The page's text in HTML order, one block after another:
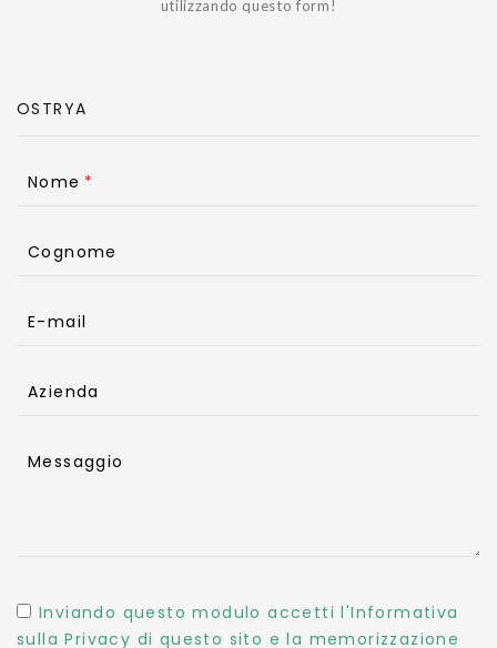
utilizzando questo form!
Nome
Cognome
E-mail
Azienda
Messaggio
Inviando questo modulo accetti l'Informativa
sulla Privacy di questo sito e la memorizzazione